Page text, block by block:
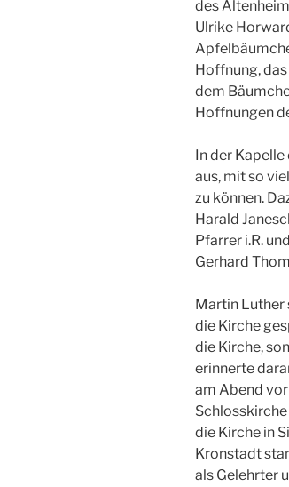
des
Ulrike
Hoffnung,
dem
Hoffnungen
In der
aus, mit so
zu können.
Harald
Pfarrer i.R.
Gerhard
Martin Luther
die Kirche
die Kirche,
erinnerte
am Abend
die Kirche in
Kronstadt
als Gelehrter